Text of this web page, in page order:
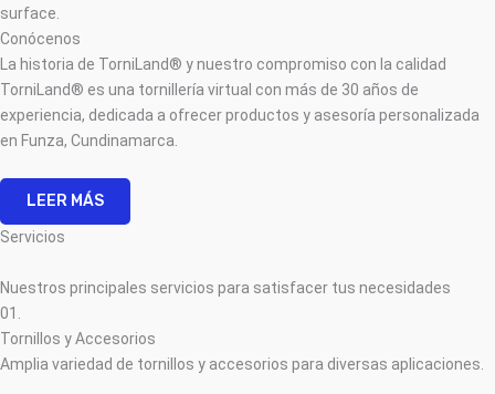
Conócenos
La historia de TorniLand® y nuestro compromiso con la calidad
TorniLand® es una tornillería virtual con más de 30 años de
experiencia, dedicada a ofrecer productos y asesoría personalizada
en Funza, Cundinamarca.
LEER MÁS
Servicios
Nuestros principales servicios para satisfacer tus necesidades
01.
Tornillos y Accesorios
Amplia variedad de tornillos y accesorios para diversas aplicaciones.